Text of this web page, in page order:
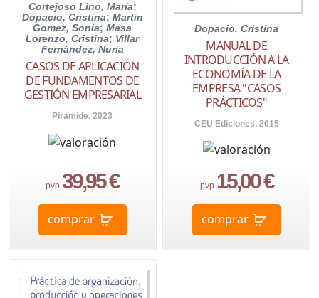
Cortejoso Lino, María;
Dopacio, Cristina; Martin
Gomez, Sonia;Masa
Lorenzo, Cristina; Villar
Fernández, Nuria
CASOS DE APLICACIÓN
DE FUNDAMENTOS DE
GESTIÓN EMPRESARIAL
Piramide. 2023
pvp.39,95 €
comprar
Dopacio, Cristina
MANUAL DE
INTRODUCCIÓN A LA
ECONOMÍA DE LA
EMPRESA "CASOS
PRÁCTICOS"
CEU Ediciones. 2015
pvp.15,00 €
comprar